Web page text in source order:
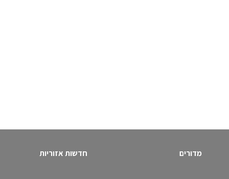
מדורים חדשות אזוריות